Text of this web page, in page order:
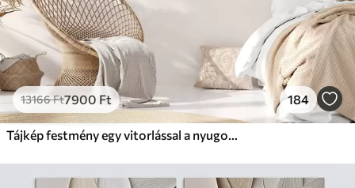
13166Ft7900 Ft 184
Tájkép festmény egy vitorlással a nyugodt tengeren, narancssárga és sárga égbolt, távoli hegyek